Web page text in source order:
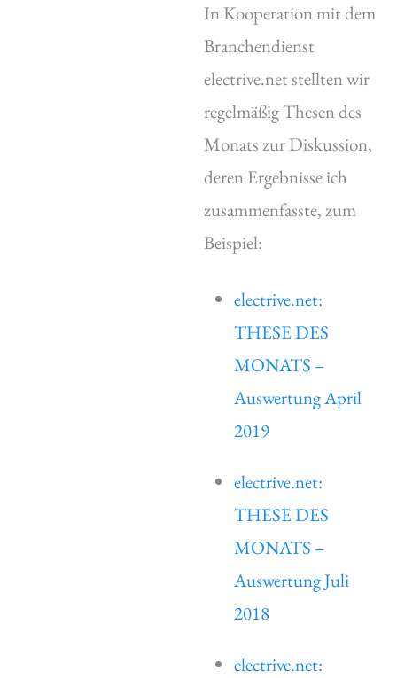
In Kooperation mit dem
Branchendienst
electrive.net stellten wir
regelmäßig Thesen des
Monats zur Diskussion,
deren Ergebnisse ich
zusammenfasste, zum
Beispiel:
electrive.net:
THESE DES
MONATS –
Auswertung April
2019
electrive.net:
THESE DES
MONATS –
Auswertung Juli
2018
electrive.net: